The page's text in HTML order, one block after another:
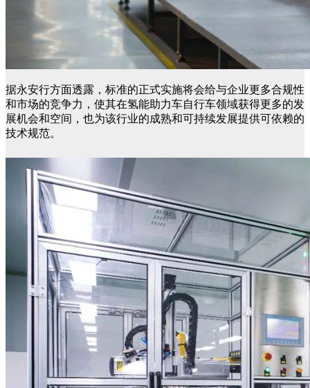
据永安行方面透露，标准的正式实施将会给与企业更多合规性
和市场的竞争力，使其在氢能助力车自行车领域获得更多的发
展机会和空间，也为该行业的成熟和可持续发展提供可依赖的
技术规范。